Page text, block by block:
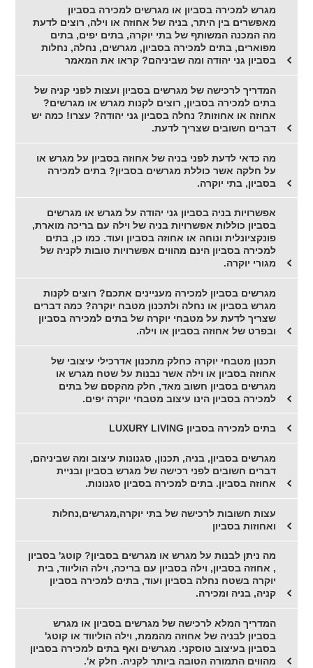
מגרש למכירה בסביון או מגרשים למכירה בסביון
מאפשרים בין היתר, בניה של אחוזה או וילה, רוצים לדעת
מה המכנה המשותף של בתי יוקרה, בתים יפים, בתים
מפוארים, בתים למכירה בסביון, מגרשים, נחלה, נחלות
בסביון גני יהודה ומה שביניהם? קראו את המאמר
המדריך לרכישה של מגרשים בסביון ועצות לפני קניה של
בתים למכירה בסביון, רוצים לקנות מגרש או מגרשים?
אחוזה או אחוזות? נחלה בסביון גני יהודה? עצרו! כמה יש
דברים חשובים שצריך לדעת.
מה כדאי לדעת לפני בניה של אחוזה בסביון על מגרש או
על חלקה אשר כוללת מגרשים בסביון? בתים למכירה
בסביון, בתי יוקרה.
אפשרויות בניה בסביון גני יהודה על מגרש או מגרשים
בסביון כוללות אפשרויות בניה של וילה עם בריכה מוארת,
פונקציונלית ונוחה או אחוזה בסביון ועוד. כמו כן, בתים
למכירה בסביון הינם מהווים אפשרויות טובות לקניה של
מגורי יוקרה.
מגרשים בסביון למכירה מעניינים אתכם? רוצים לקנות
מגרש בסביון או נחלה ולתכנון מטבח יוקרה? כמה דברים
שצריך לדעת על מטבחי יוקרה של בתים למכירה בסביון
ובפרט של אחוזה בסביון או וילה.
תכנון מטבחי יוקרה כחלק מתכנון אדרכילי עיצובי של
אחוזה בסביון או וילה אשר נבנות על שטח מגרש או
מגרשים בסביון חשוב מאד, חלק מהקסם של בתים
למכירה בסביון הינו עיצוב מטבחי יוקרה יפים.
בתים למכירה בסביון LUXURY LIVING
מגרשים בסביון, בניה, תכנון, סגנונות עיצוב ומה שביניהם,
דברים חשובים לפני רכישה של מגרש בסביון ובניית
אחוזה בסביון. בתים למכירה בסביון סגנונות.
עצות חשובות לרכישה של בתי יוקרה,מגרשים,נחלות
ואחוזות בסביון
מה ניתן לבנות על מגרש או מגרשים בסביון? קוטג' בסביון
, אחוזה בסביון, וילה בסביון עם בריכה, וילה הוליווד, בית
יוקרה בשטח נחלה בסביון ועוד, בתים למכירה בסביון
קניה, בניה ומכירה.
המדריך המלא לרכישה של מגרשים בסביון או מגרש
בסביון לבניה של אחוזה מהממת, וילה הוליווד או קוטג'
בסביון בעיצוב טוסקני. מגרשים ואף בתים למכירה בסביון
מהווים התמורה הטובה ביותר לקניה. חלק א'.